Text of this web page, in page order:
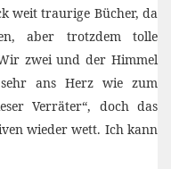
weit traurige Bücher, da
aber trotzdem tolle
zwei und der Himmel
ans Herz wie zum
Verräter“, doch das
wieder wett. Ich kann